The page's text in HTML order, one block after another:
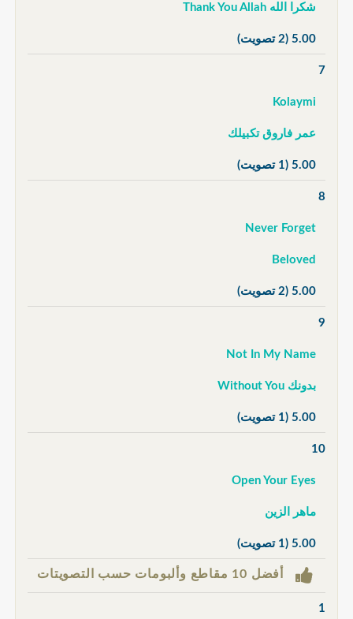
شكرا الله Thank You Allah
5.00 (2 تصويت)
7
Kolaymi
عمر فاروق تكبيلك
5.00 (1 تصويت)
8
Never Forget
Beloved
5.00 (2 تصويت)
9
Not In My Name
بدونك Without You
5.00 (1 تصويت)
10
Open Your Eyes
ماهر الزين
5.00 (1 تصويت)
أفضل 10 مقاطع وألبومات حسب التصويتات
1